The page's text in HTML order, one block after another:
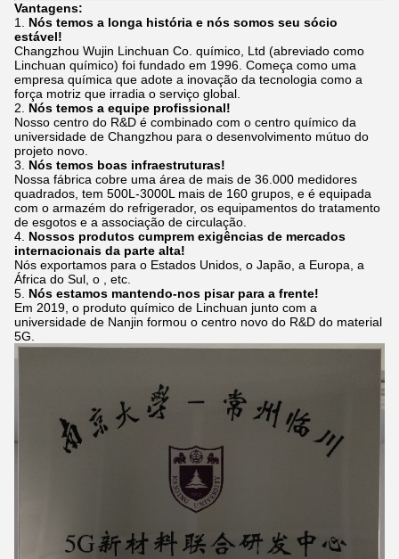
Vantagens:
1. Nós temos a longa história e nós somos seu sócio
estável!
Changzhou Wujin Linchuan Co. químico, Ltd (abreviado como
Linchuan químico) foi fundado em 1996. Começa como uma
empresa química que adote a inovação da tecnologia como a
força motriz que irradia o serviço global.
2. Nós temos a equipe profissional!
Nosso centro do R&D é combinado com o centro químico da
universidade de Changzhou para o desenvolvimento mútuo do
projeto novo.
3. Nós temos boas infraestruturas!
Nossa fábrica cobre uma área de mais de 36.000 medidores
quadrados, tem 500L-3000L mais de 160 grupos, e é equipada
com o armazém do refrigerador, os equipamentos do tratamento
de esgotos e a associação de circulação.
4. Nossos produtos cumprem exigências de mercados
internacionais da parte alta!
Nós exportamos para o Estados Unidos, o Japão, a Europa, a
África do Sul, o , etc.
5. Nós estamos mantendo-nos pisar para a frente!
Em 2019, o produto químico de Linchuan junto com a
universidade de Nanjin formou o centro novo do R&D do material
5G.